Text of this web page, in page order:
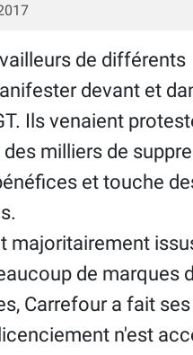
de différents
devant et
Ils venaient
milliers de
et touche
majoritairement
de marques
Carrefour a fait
n'est